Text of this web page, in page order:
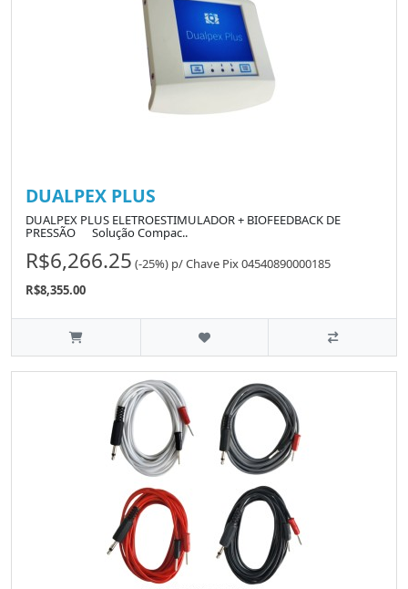
DUALPEX PLUS
DUALPEX PLUS ELETROESTIMULADOR + BIOFEEDBACK DE
PRESSÃO Solução Compac..
R$6,266.25 (-25%) p/Chave Pix 04540890000185
R$8,355.00